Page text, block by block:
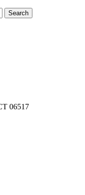
Search
06517